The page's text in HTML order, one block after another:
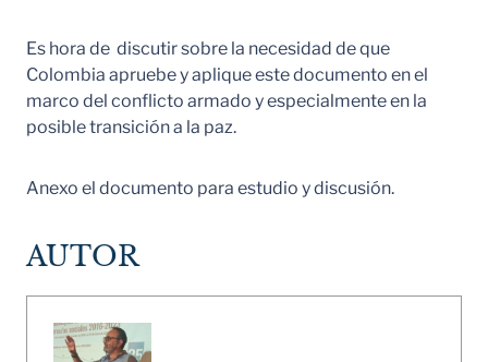
Es hora de discutir sobre la necesidad de que
Colombia apruebe y aplique este documento en el
marco del conflicto armado y especialmente en la
posible transición a la paz.
Anexo el documento para estudio y discusión.
AUTOR